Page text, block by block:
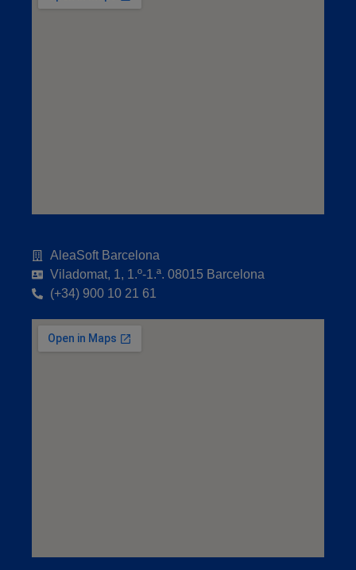
AleaSoft Barcelona
Viladomat, 1, 1.º-1.ª. 08015 Barcelona
(+34) 900 10 21 61